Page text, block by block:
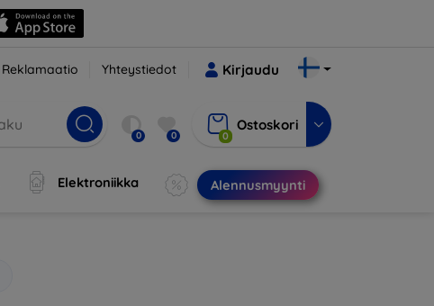
Reklamaatio Yhteystiedot Kirjaudu
0 0 0
Ostoskori
Elektroniikka Alennusmyynti